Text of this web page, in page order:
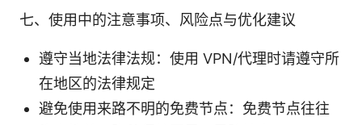
七、使用中的注意事项、风险点与优化建议
遵守当地法律法规：使用 VPN/代理时请遵守所
在地区的法律规定
避免使用来路不明的免费节点：免费节点往往